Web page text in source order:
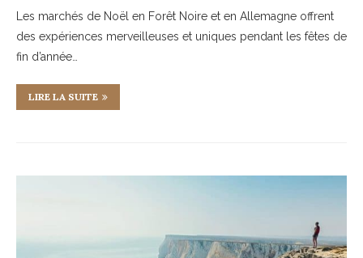
Les marchés de Noël en Forêt Noire et en Allemagne offrent
des expériences merveilleuses et uniques pendant les fêtes de
fin d’année…
LIRE LA SUITE